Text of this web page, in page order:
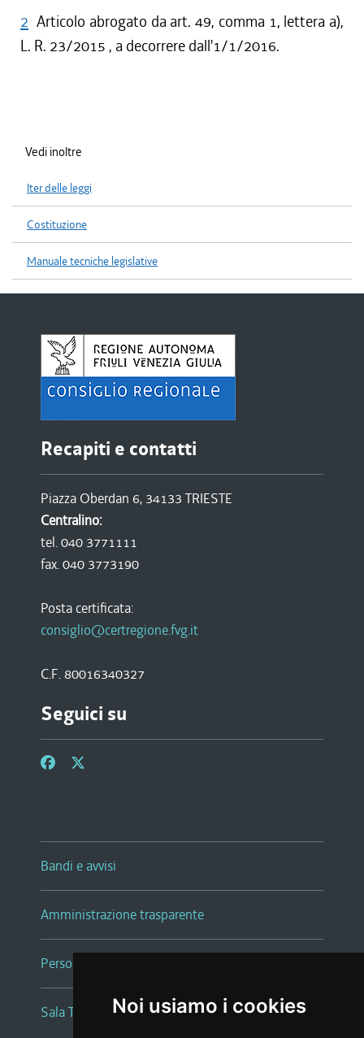
Noi usiamo i cookies
2 Articolo abrogato da art. 49, comma 1, lettera a),
L. R. 23/2015 , a decorrere dall'1/1/2016.
Vedi inoltre
Iter delle leggi
Costituzione
Manuale tecniche legislative
Recapiti e contatti
Piazza Oberdan 6, 34133 TRIESTE
Centralino:
tel. 040 3771111
fax. 040 3773190
Posta certificata:
consiglio@certregione.fvg.it
C.F. 80016340327
Seguici su
Bandi e avvisi
Amministrazione trasparente
Persone e Uffici
Sala Tiziano Tessitori